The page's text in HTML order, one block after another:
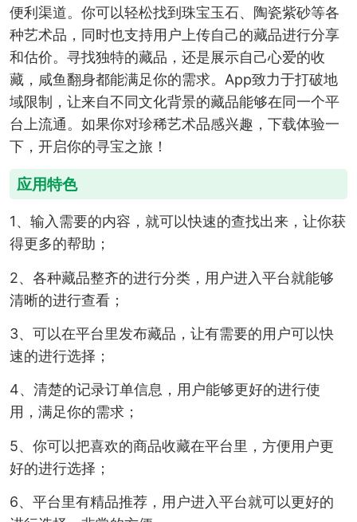
便利渠道。你可以轻松找到珠宝玉石、陶瓷紫砂等各
种艺术品，同时也支持用户上传自己的藏品进行分享
和估价。寻找独特的藏品，还是展示自己心爱的收
藏，咸鱼翻身都能满足你的需求。App致力于打破地
域限制，让来自不同文化背景的藏品能够在同一个平
台上流通。如果你对珍稀艺术品感兴趣，下载体验一
下，开启你的寻宝之旅！
应用特色
1、输入需要的内容，就可以快速的查找出来，让你获
得更多的帮助；
2、各种藏品整齐的进行分类，用户进入平台就能够
清晰的进行查看；
3、可以在平台里发布藏品，让有需要的用户可以快
速的进行选择；
4、清楚的记录订单信息，用户能够更好的进行使
用，满足你的需求；
5、你可以把喜欢的商品收藏在平台里，方便用户更
好的进行选择；
6、平台里有精品推荐，用户进入平台就可以更好的